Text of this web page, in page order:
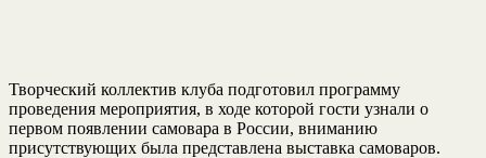
Творческий коллектив клуба подготовил программу
проведения мероприятия, в ходе которой гости узнали о
первом появлении самовара в России, вниманию
присутствующих была представлена выставка самоваров.